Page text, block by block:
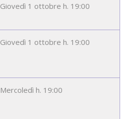
Giovedì 1 ottobre h. 19:00
Giovedì 1 ottobre h. 19:00
Mercoledì h. 19:00